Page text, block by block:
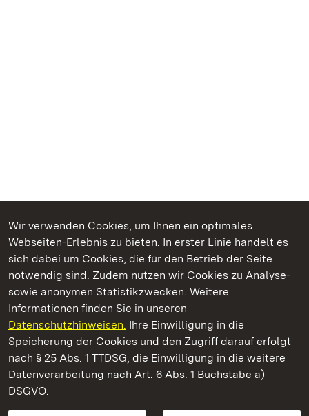
Wir verwenden Cookies, um Ihnen ein optimales
Webseiten-Erlebnis zu bieten. In erster Linie handelt es
sich dabei um Cookies, die für den Betrieb der Seite
notwendig sind. Zudem nutzen wir Cookies zu Analyse-
sowie anonymen Statistikzwecken. Weitere
Informationen finden Sie in unseren
Datenschutzhinweisen. Ihre Einwilligung in die
Speicherung der Cookies und den Zugriff darauf erfolgt
nach § 25 Abs. 1 TTDSG, die Einwilligung in die weitere
Datenverarbeitung nach Art. 6 Abs. 1 Buchstabe a)
DSGVO.
Kommen. Staunen. Genießen.
Staatliche Schlösser und Gärten Baden‑Württemberg
Staatliche Schlösser und Gärten Baden-Württemberg
Kontakt
GebärdenspracheLeichte Sprache